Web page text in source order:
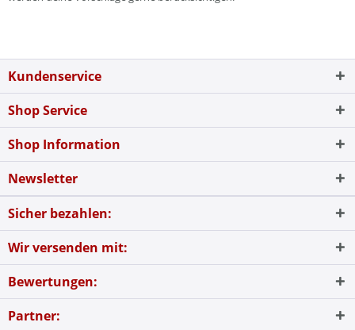
Kundenservice
Shop Service
Shop Information
Newsletter
Sicher bezahlen:
Wir versenden mit:
Bewertungen:
Partner: